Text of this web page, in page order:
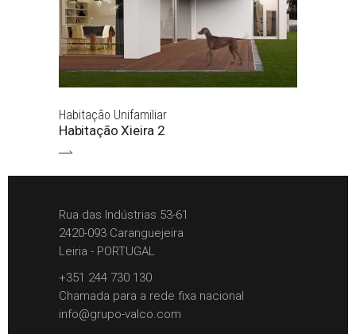
Habitação Unifamiliar
Habitação Xieira 2
Rua das Indústrias 53-61
2420-093 Caranguejeira
Leiria - PORTUGAL
+351 244 730 130
Chamada para a rede fixa nacional
info@grupo-valco.com